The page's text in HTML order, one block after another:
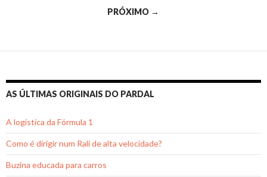
PRÓXIMO →
AS ÚLTIMAS ORIGINAIS DO PARDAL
A logística da Fórmula 1
Como é dirigir num Rali de alta velocidade?
Buzina educada para carros